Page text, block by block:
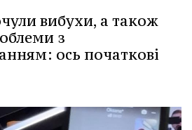
вибухи, а також
з
ось початкові